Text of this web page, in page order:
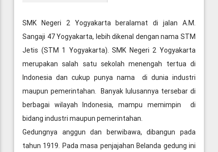
SMK Negeri 2 Yogyakarta beralamat di jalan A.M.
Sangaji 47 Yogyakarta, lebih dikenal dengan nama STM
Jetis (STM 1 Yogyakarta). SMK Negeri 2 Yogyakarta
merupakan salah satu sekolah menengah tertua di
Indonesia dan cukup punya nama di dunia industri
maupun pemerintahan. Banyak lulusannya tersebar di
berbagai wilayah Indonesia, mampu memimpin di
bidang industri maupun pemerintahan.
Gedungnya anggun dan berwibawa, dibangun pada
tahun 1919. Pada masa penjajahan Belanda gedung ini